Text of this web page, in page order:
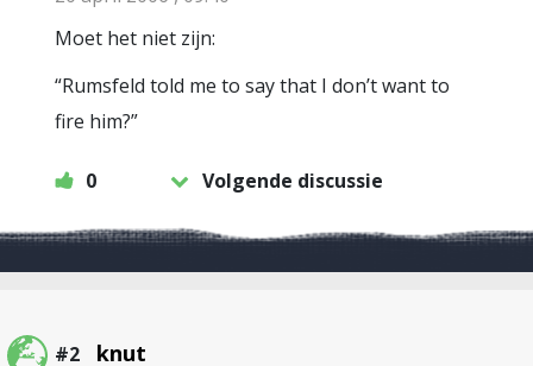
Moet het niet zijn:
“Rumsfeld told me to say that I don’t want to
fire him?”
0 Volgende discussie
#2 knut